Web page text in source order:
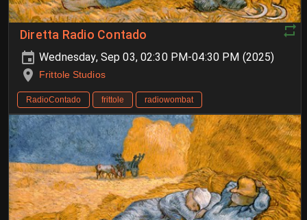
Diretta Radio Contado
Wednesday, Sep 03, 02:30 PM-04:30 PM (2025)
Frittole Studios
RadioContado frittole radiowombat